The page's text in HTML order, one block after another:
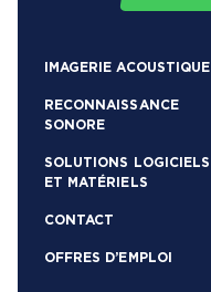
IMAGERIE ACOUSTIQUE
RECONNAISSANCE
SONORE
SOLUTIONS LOGICIELS
ET MATÉRIELS
CONTACT
OFFRES D’EMPLOI